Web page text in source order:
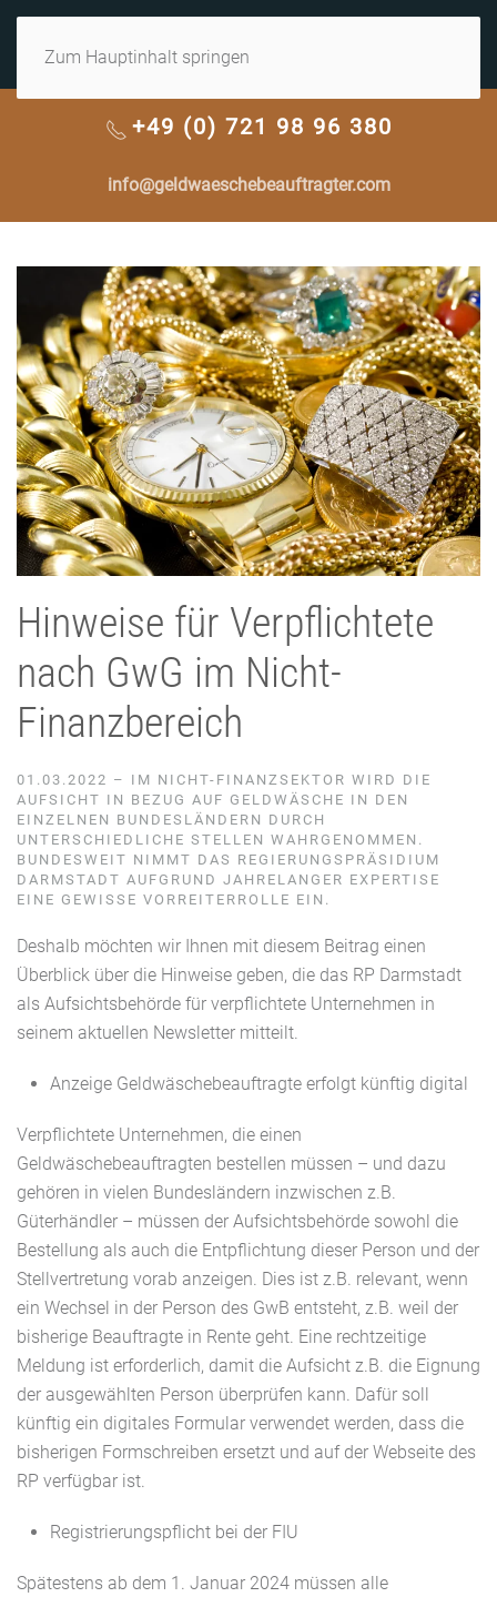
Zum Hauptinhalt springen
+49 (0) 721 98 96 380
info@geldwaeschebeauftragter.com
Hinweise für Verpflichtete
nach GwG im Nicht-
Finanzbereich
01.03.2022 – IM NICHT-FINANZSEKTOR WIRD DIE
AUFSICHT IN BEZUG AUF GELDWÄSCHE IN DEN
EINZELNEN BUNDESLÄNDERN DURCH
UNTERSCHIEDLICHE STELLEN WAHRGENOMMEN.
BUNDESWEIT NIMMT DAS REGIERUNGSPRÄSIDIUM
DARMSTADT AUFGRUND JAHRELANGER EXPERTISE
EINE GEWISSE VORREITERROLLE EIN.
Deshalb möchten wir Ihnen mit diesem Beitrag einen
Überblick über die Hinweise geben, die das RP Darmstadt
als Aufsichtsbehörde für verpflichtete Unternehmen in
seinem aktuellen Newsletter mitteilt.
Anzeige Geldwäschebeauftragte erfolgt künftig digital
Verpflichtete Unternehmen, die einen
Geldwäschebeauftragten bestellen müssen – und dazu
gehören in vielen Bundesländern inzwischen z.B.
Güterhändler – müssen der Aufsichtsbehörde sowohl die
Bestellung als auch die Entpflichtung dieser Person und der
Stellvertretung vorab anzeigen. Dies ist z.B. relevant, wenn
ein Wechsel in der Person des GwB entsteht, z.B. weil der
bisherige Beauftragte in Rente geht. Eine rechtzeitige
Meldung ist erforderlich, damit die Aufsicht z.B. die Eignung
der ausgewählten Person überprüfen kann. Dafür soll
künftig ein digitales Formular verwendet werden, dass die
bisherigen Formschreiben ersetzt und auf der Webseite des
RP verfügbar ist.
Registrierungspflicht bei der FIU
Spätestens ab dem 1. Januar 2024 müssen alle